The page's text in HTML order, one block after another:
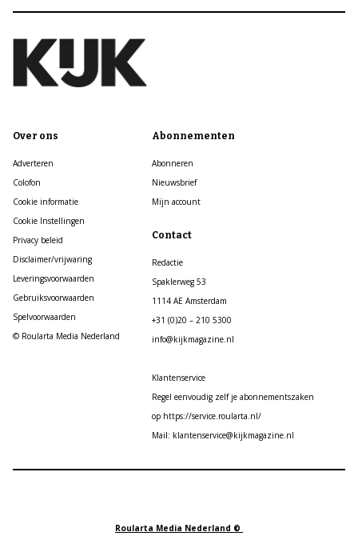
Over ons
Adverteren
Colofon
Cookie informatie
Cookie Instellingen
Privacy beleid
Disclaimer/vrijwaring
Leveringsvoorwaarden
Gebruiksvoorwaarden
Spelvoorwaarden
© Roularta Media Nederland
Abonnementen
Abonneren
Nieuwsbrief
Mijn account
Contact
Redactie
Spaklerweg 53
1114 AE Amsterdam
+31 (0)20 – 210 5300
info@kijkmagazine.nl
Klantenservice
Regel eenvoudig zelf je abonnementszaken
op https://service.roularta.nl/
Mail: klantenservice@kijkmagazine.nl
Roularta Media Nederland ©